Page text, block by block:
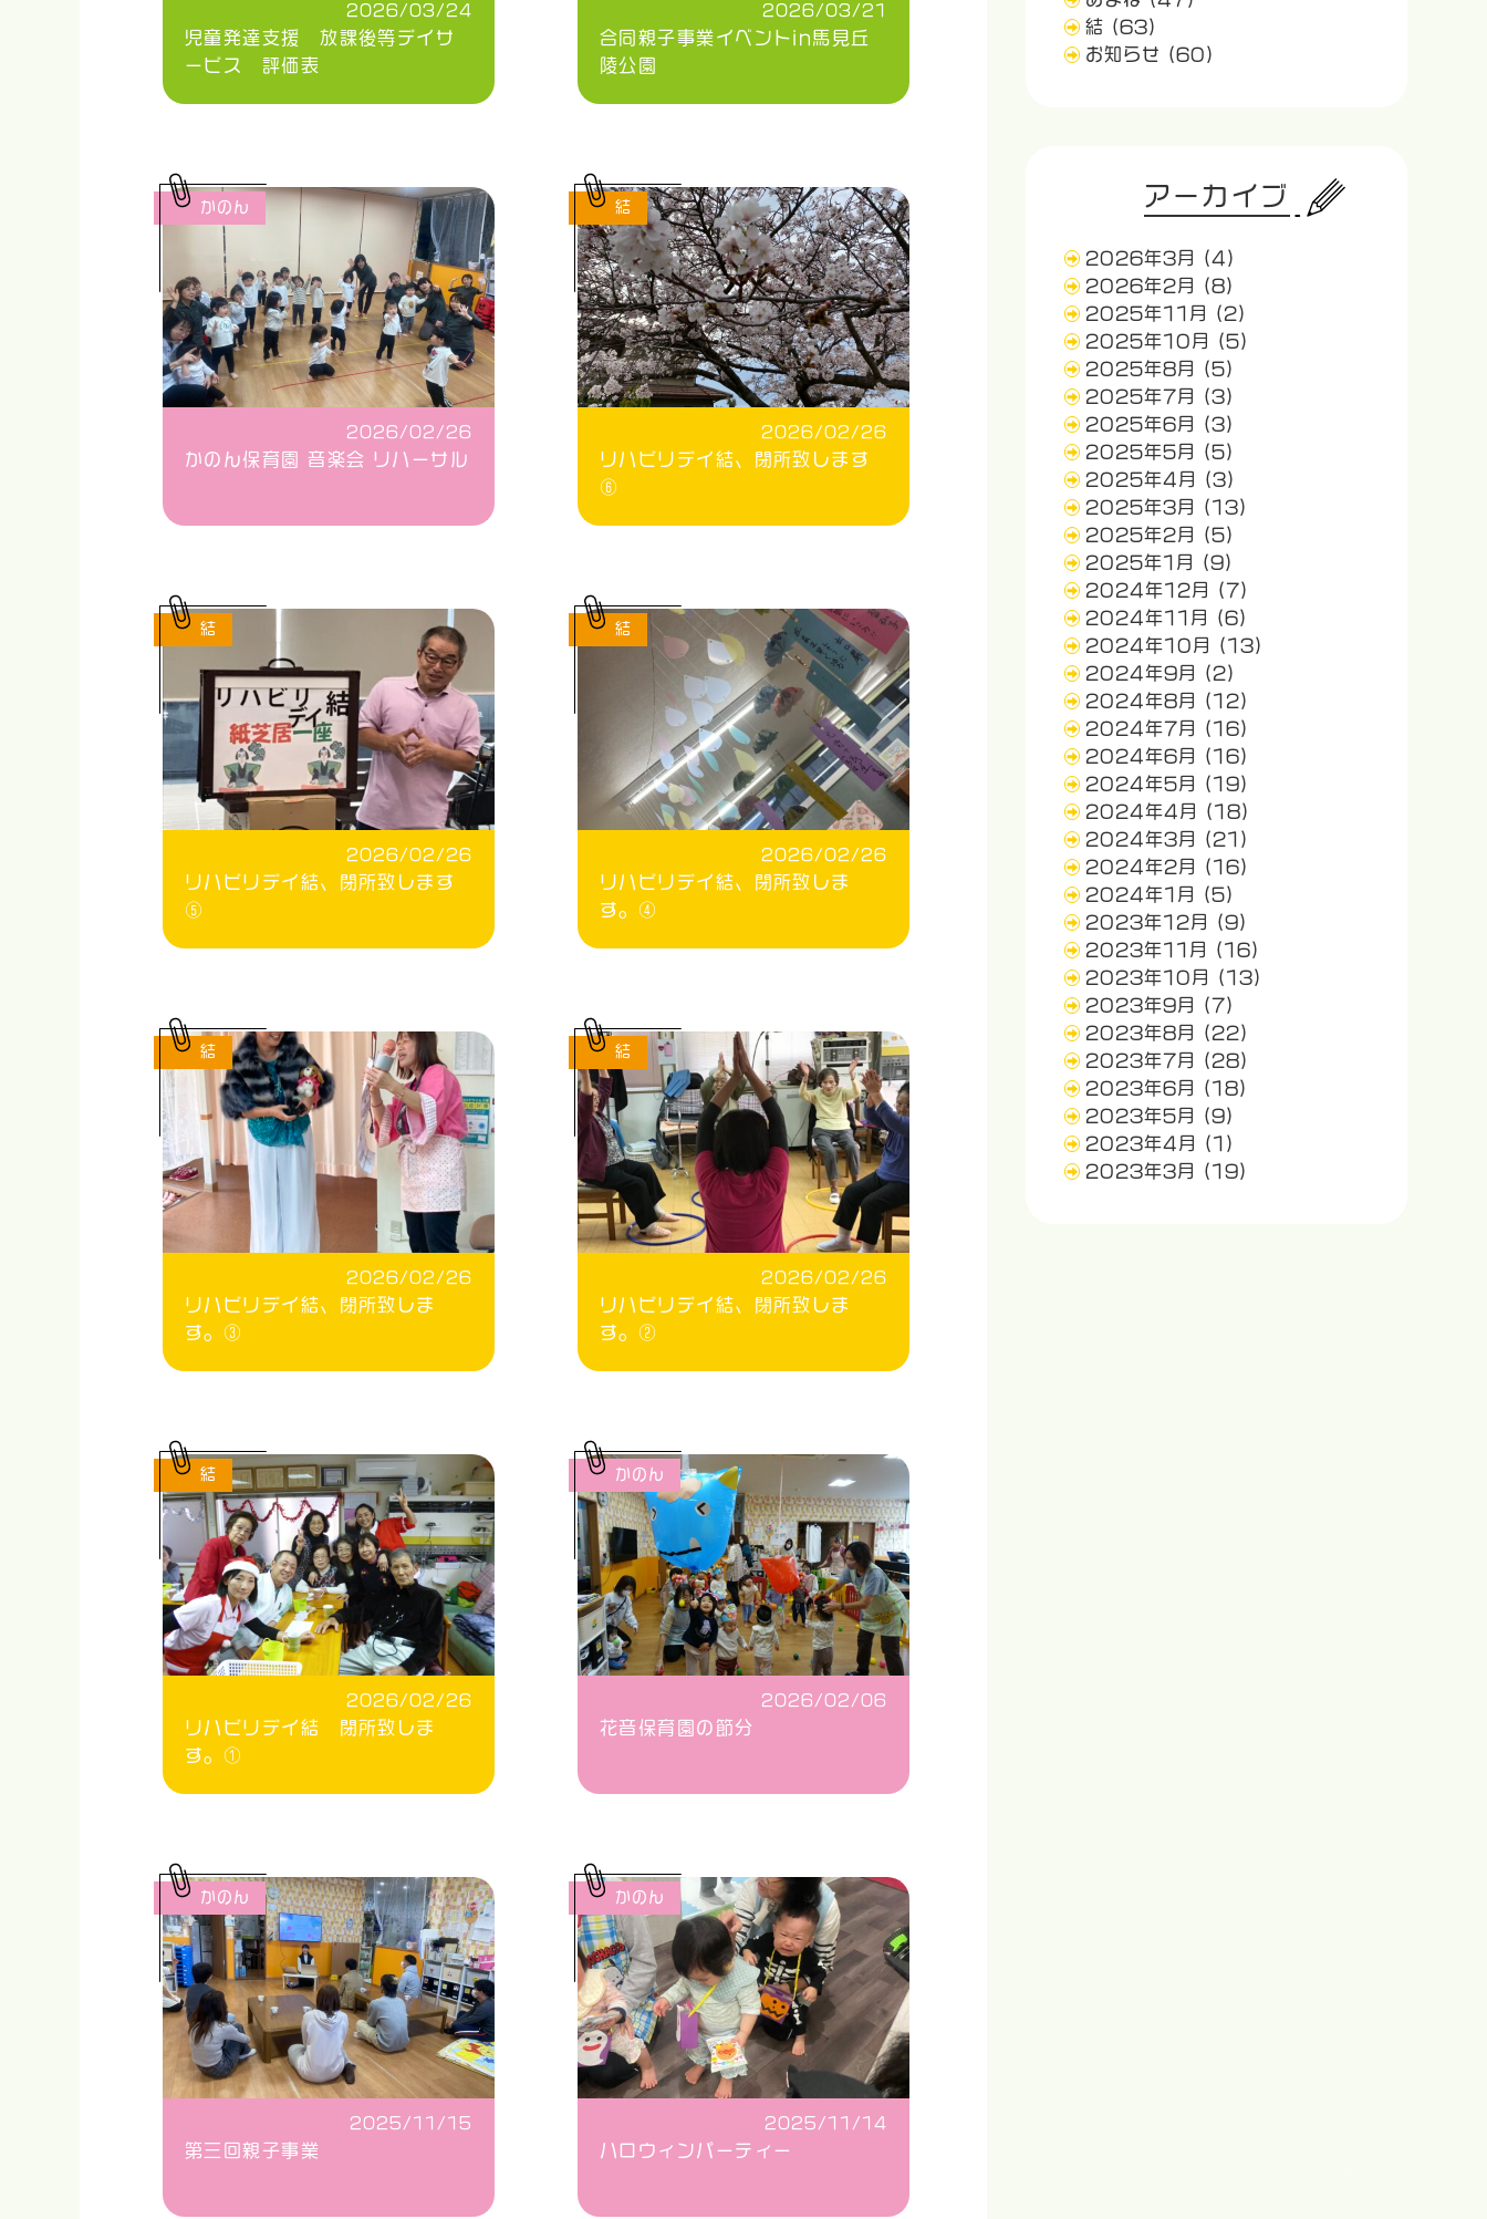
2026/03/24
児童発達支援 放課後等デイサ
ービス 評価表
2026/03/21
合同親子事業イベントin馬見丘
陵公園
2026/02/26
かのん保育園 音楽会 リハーサル
かのん
2026/02/26
リハビリデイ結、閉所致します
⑥
結
2026/02/26
リハビリデイ結、閉所致します
⑤
結
2026/02/26
リハビリデイ結、閉所致しま
す。④
結
2026/02/26
リハビリデイ結、閉所致しま
す。③
結
2026/02/26
リハビリデイ結、閉所致しま
す。②
結
2026/02/26
リハビリデイ結 閉所致しま
す。①
結
2026/02/06
花音保育園の節分
かのん
2025/11/15
第三回親子事業
かのん
2025/11/14
ハロウィンパーティー
かのん
結 (63)
お知らせ
(60)
アーカイブ
2026年3月
(4)
2026年2月
(8)
2025年11月
(2)
2025年10月
(5)
2025年8月
(5)
2025年7月
(3)
2025年6月
(3)
2025年5月
(5)
2025年4月
(3)
2025年3月
(13)
2025年2月
(5)
2025年1月
(9)
2024年12月
(7)
2024年11月
(6)
2024年10月
(13)
2024年9月
(2)
2024年8月
(12)
2024年7月
(16)
2024年6月
(16)
2024年5月
(19)
2024年4月
(18)
2024年3月
(21)
2024年2月
(16)
2024年1月
(5)
2023年12月
(9)
2023年11月
(16)
2023年10月
(13)
2023年9月
(7)
2023年8月
(22)
2023年7月
(28)
2023年6月
(18)
2023年5月
(9)
2023年4月
(1)
2023年3月
(19)